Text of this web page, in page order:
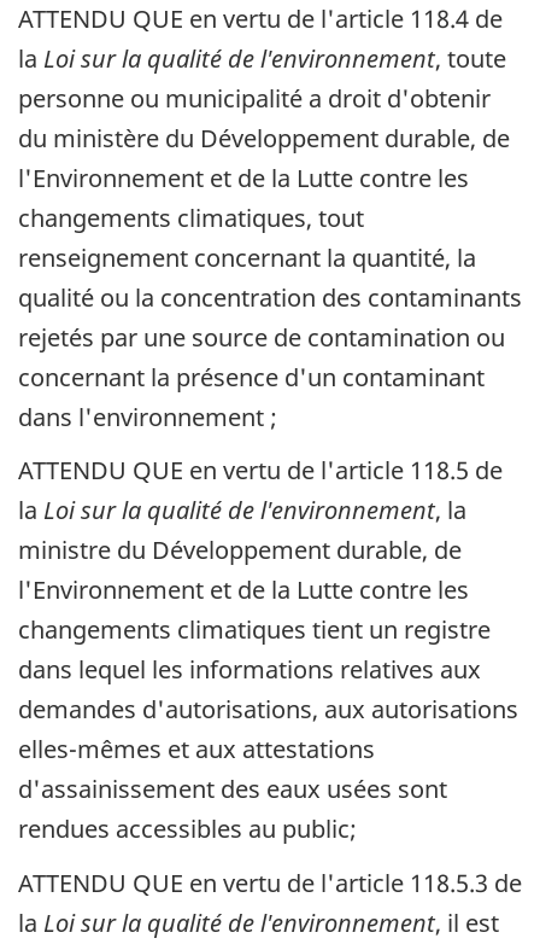
ATTENDU QUE en vertu de l'article 118.4 de
la Loi sur la qualité de l'environnement, toute
personne ou municipalité a droit d'obtenir
du ministère du Développement durable, de
l'Environnement et de la Lutte contre les
changements climatiques, tout
renseignement concernant la quantité, la
qualité ou la concentration des contaminants
rejetés par une source de contamination ou
concernant la présence d'un contaminant
dans l'environnement ;
ATTENDU QUE en vertu de l'article 118.5 de
la Loi sur la qualité de l'environnement, la
ministre du Développement durable, de
l'Environnement et de la Lutte contre les
changements climatiques tient un registre
dans lequel les informations relatives aux
demandes d'autorisations, aux autorisations
elles-mêmes et aux attestations
d'assainissement des eaux usées sont
rendues accessibles au public;
ATTENDU QUE en vertu de l'article 118.5.3 de
la Loi sur la qualité de l'environnement, il est